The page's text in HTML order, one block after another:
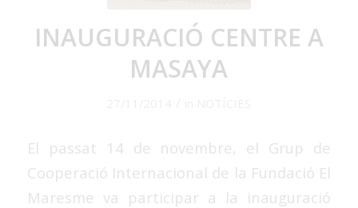
INAUGURACIÓ CENTRE A
MASAYA
El passat 14 de novembre, el Grup de
Cooperació Internacional de la Fundació El
Maresme va participar a la inauguració